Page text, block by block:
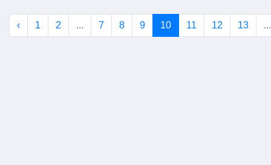
‹ 1 2 ... 7 8 9 10 11 12 13 ...